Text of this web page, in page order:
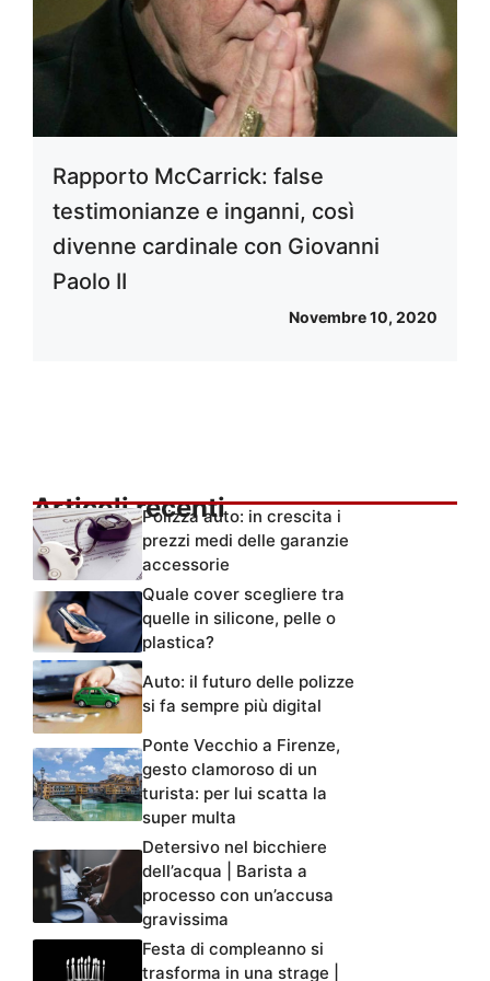
Rapporto McCarrick: false
testimonianze e inganni, così
divenne cardinale con Giovanni
Paolo II
Novembre 10, 2020
Articoli recentiPolizza auto: in crescita i
prezzi medi delle garanzie
accessorie
Quale cover scegliere tra
quelle in silicone, pelle o
plastica?
Auto: il futuro delle polizze
si fa sempre più digital
Ponte Vecchio a Firenze,
gesto clamoroso di un
turista: per lui scatta la
super multa
Detersivo nel bicchiere
dell’acqua | Barista a
processo con un’accusa
gravissima
Festa di compleanno si
trasforma in una strage |